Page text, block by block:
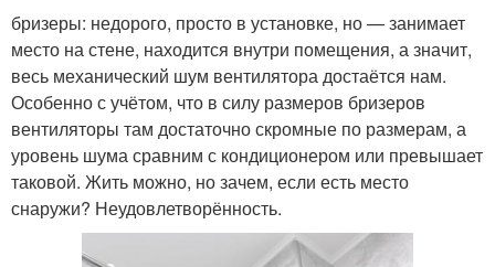
бризеры: недорого, просто в установке, но — занимает
место на стене, находится внутри помещения, а значит,
весь механический шум вентилятора достаётся нам.
Особенно с учётом, что в силу размеров бризеров
вентиляторы там достаточно скромные по размерам, а
уровень шума сравним с кондиционером или превышает
таковой. Жить можно, но зачем, если есть место
снаружи? Неудовлетворённость.